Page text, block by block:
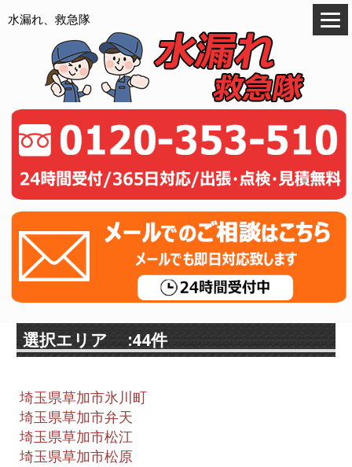
水漏れ、救急隊
選択エリア :44件
埼玉県草加市氷川町
埼玉県草加市弁天
埼玉県草加市松江
埼玉県草加市松原